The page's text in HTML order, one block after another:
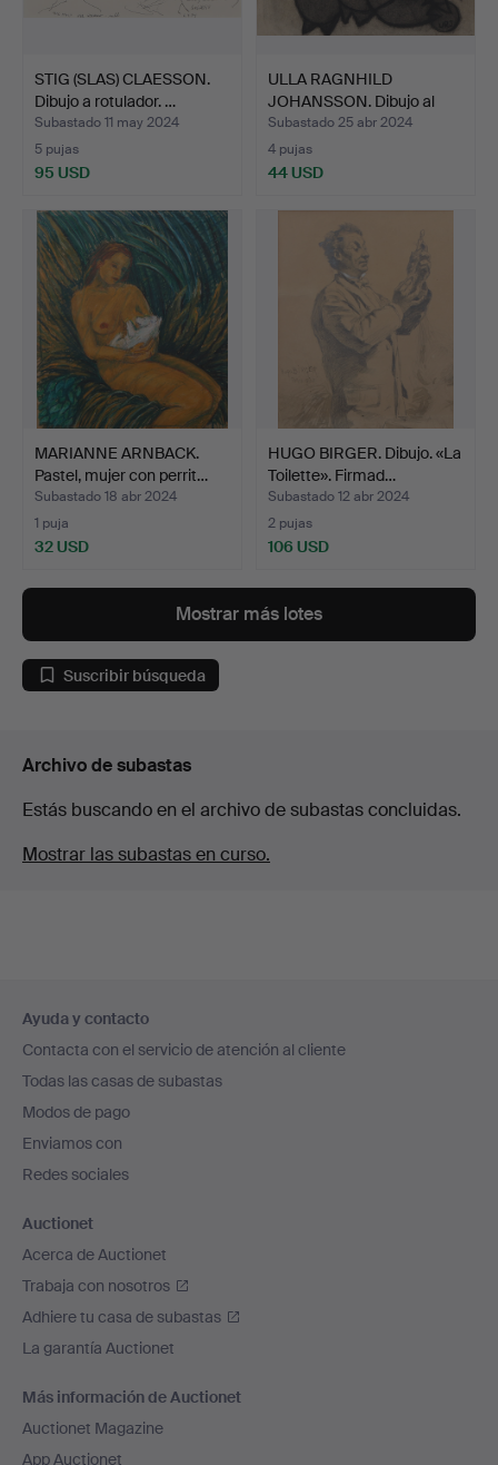
STIG (SLAS) CLAESSON.
Dibujo a rotulador. …
Subastado 11 may 2024
5 pujas
95 USD
ULLA RAGNHILD
JOHANSSON. Dibujo al
carbonc…
Subastado 25 abr 2024
4 pujas
44 USD
MARIANNE ARNBACK.
Pastel, mujer con perrit…
Subastado 18 abr 2024
1 puja
32 USD
HUGO BIRGER. Dibujo. «La
Toilette». Firmad…
Subastado 12 abr 2024
2 pujas
106 USD
Mostrar más lotes
Suscribir búsqueda
Archivo de subastas
Estás buscando en el archivo de subastas concluidas.
Mostrar las subastas en curso.
en
el
pie
de
página
Ayuda y contacto
Contacta con el servicio de atención al cliente
Todas las casas de subastas
Modos de pago
Enviamos con
Redes sociales
Auctionet
Acerca de Auctionet
Trabaja con nosotros
Adhiere tu casa de subastas
La garantía Auctionet
Más información de Auctionet
Auctionet Magazine
App Auctionet